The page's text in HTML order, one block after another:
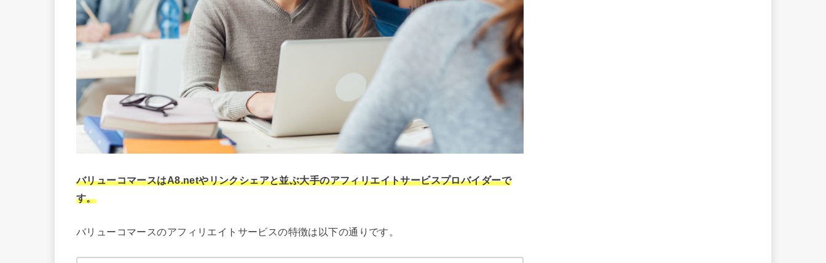
バリューコマースはA8.netやリンクシェアと並ぶ大手のアフィリエイトサービスプロバイダーで
す。
バリューコマースのアフィリエイトサービスの特徴は以下の通りです。